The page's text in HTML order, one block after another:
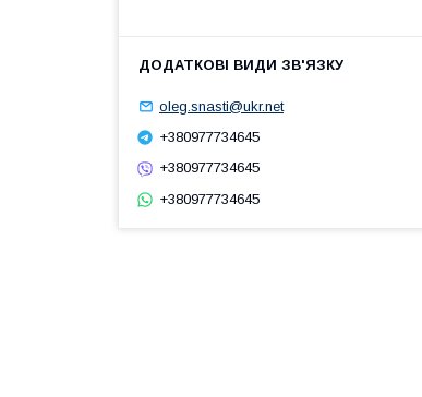
oleg.snasti@ukr.net
+380977734645
+380977734645
+380977734645